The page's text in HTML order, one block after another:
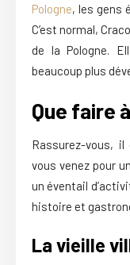
Pologne, les gens
C’est normal,
de la Pologne.
beaucoup plus
Que faire
Rassurez-vous,
vous venez pour
un éventail
histoire et
La vieille